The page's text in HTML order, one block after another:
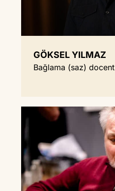
GÖKSEL YILMAZ
Bağlama (saz) docent